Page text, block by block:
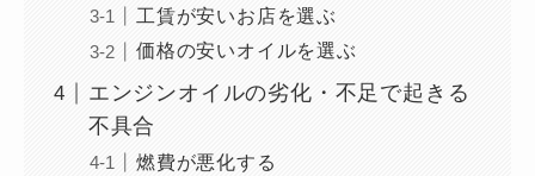
工賃が安いお店を選ぶ
価格の安いオイルを選ぶ
エンジンオイルの劣化・不足で起きる
不具合
燃費が悪化する